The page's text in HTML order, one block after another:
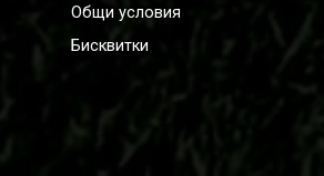
Общи условия
Бисквитки